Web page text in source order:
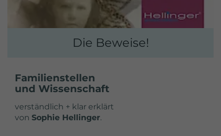
Die Beweise!
Familienstellen
und Wissenschaft
verständlich + klar erklärt
von Sophie Hellinger.